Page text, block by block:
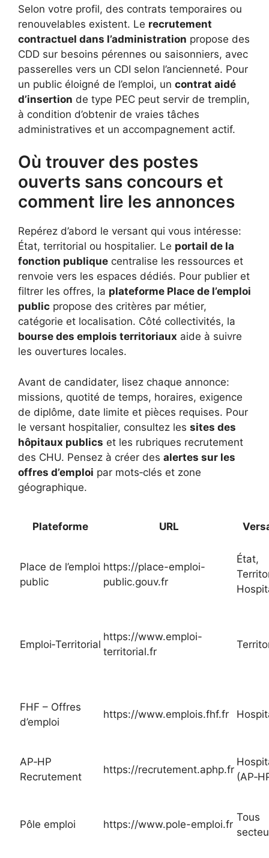
Selon votre profil, des contrats temporaires ou
renouvelables existent. Le recrutement
contractuel dans l’administration propose des
CDD sur besoins pérennes ou saisonniers, avec
passerelles vers un CDI selon l’ancienneté. Pour
un public éloigné de l’emploi, un contrat aidé
d’insertion de type PEC peut servir de tremplin,
à condition d’obtenir de vraies tâches
administratives et un accompagnement actif.
Où trouver des postes
ouverts sans concours et
comment lire les annonces
Repérez d’abord le versant qui vous intéresse:
État, territorial ou hospitalier. Le portail de la
fonction publique centralise les ressources et
renvoie vers les espaces dédiés. Pour publier et
filtrer les offres, la plateforme Place de l’emploi
public propose des critères par métier,
catégorie et localisation. Côté collectivités, la
bourse des emplois territoriaux aide à suivre
les ouvertures locales.
Avant de candidater, lisez chaque annonce:
missions, quotité de temps, horaires, exigence
de diplôme, date limite et pièces requises. Pour
le versant hospitalier, consultez les sites des
hôpitaux publics et les rubriques recrutement
des CHU. Pensez à créer des alertes sur les
offres d’emploi par mots‑clés et zone
géographique.
Plateforme URL
Place de l’emploi
public
https://place-emploi-
public.gouv.fr
État,
Emploi‑Territorial
https://www.emploi-
territorial.fr
FHF – Offres
d’emploi
https://www.emplois.fhf.fr
AP‑HP
Recrutement
https://recrutement.aphp.fr
Pôle emploi https://www.pole-emploi.fr
Tous